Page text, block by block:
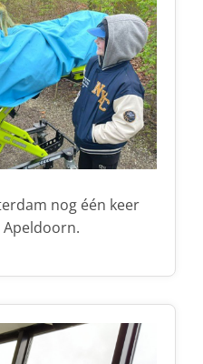
nog één keer